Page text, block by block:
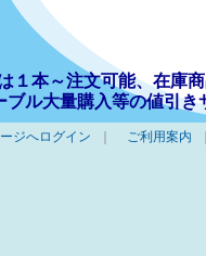
１本～注文可能、在庫
ル大量購入等の値引き
ジへログイン ご利用案内